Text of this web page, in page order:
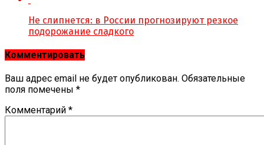
Не слипнется: в России прогнозируют резкое
подорожание сладкого
Комментировать
Ваш адрес email не будет опубликован. Обязательные
поля помечены *
Комментарий *